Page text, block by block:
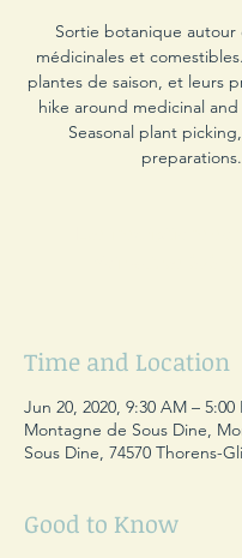
Sortie botanique autour
médicinales et
plantes de saison, et leurs
hike around medicinal
Seasonal plant
preparations.
Time and Location
Jun 20, 2020, 9:30 AM – 5:00
Montagne de Sous Dine,
Sous Dine, 74570 Thorens-
Good to Know